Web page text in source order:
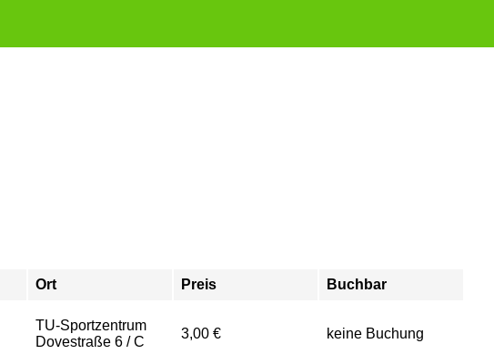
Ort Preis Buchbar
TU-Sportzentrum
Dovestraße 6 / C
3,00 € keine Buchung